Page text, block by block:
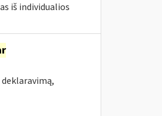
iš individualios